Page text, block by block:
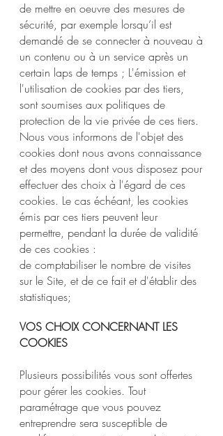
de mettre en oeuvre des mesures de
sécurité, par exemple lorsqu’il est
demandé de se connecter à nouveau à
un contenu ou à un service après un
certain laps de temps ; L'émission et
l'utilisation de cookies par des tiers,
sont soumises aux politiques de
protection de la vie privée de ces tiers.
Nous vous informons de l'objet des
cookies dont nous avons connaissance
et des moyens dont vous disposez pour
effectuer des choix à l'égard de ces
cookies. Le cas échéant, les cookies
émis par ces tiers peuvent leur
permettre, pendant la durée de validité
de ces cookies :
de comptabiliser le nombre de visites
sur le Site, et de ce fait et d'établir des
statistiques;
VOS CHOIX CONCERNANT LES
COOKIES
Plusieurs possibilités vous sont offertes
pour gérer les cookies. Tout
paramétrage que vous pouvez
entreprendre sera susceptible de